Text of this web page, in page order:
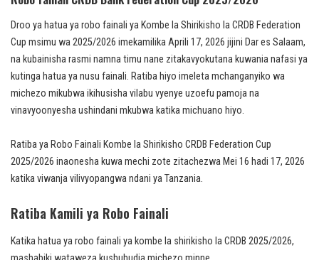
Droo ya hatua ya robo fainali ya Kombe la Shirikisho la CRDB Federation
Cup msimu wa 2025/2026 imekamilika Aprili 17, 2026 jijini Dar es Salaam,
na kubainisha rasmi namna timu nane zitakavyokutana kuwania nafasi ya
kutinga hatua ya nusu fainali. Ratiba hiyo imeleta mchanganyiko wa
michezo mikubwa ikihusisha vilabu vyenye uzoefu pamoja na
vinavyoonyesha ushindani mkubwa katika michuano hiyo.
Ratiba ya Robo Fainali Kombe la Shirikisho CRDB Federation Cup
2025/2026 inaonesha kuwa mechi zote zitachezwa Mei 16 hadi 17, 2026
katika viwanja vilivyopangwa ndani ya Tanzania.
Ratiba Kamili ya Robo Fainali
Katika hatua ya robo fainali ya kombe la shirikisho la CRDB 2025/2026,